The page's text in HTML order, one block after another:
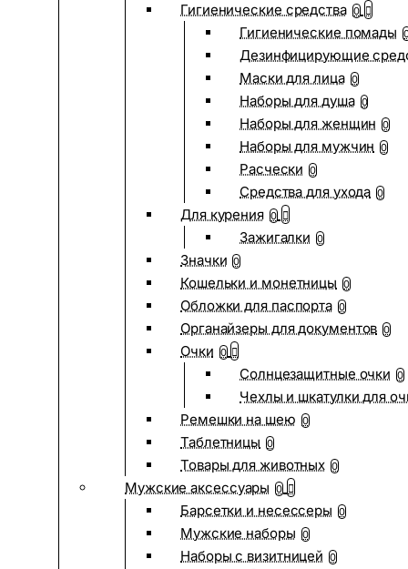
Гигиенические средства 0
Гигиенические помады
Дезинфицирующие
Маски для лица 0
Наборы для душа 0
Наборы для женщин 0
Наборы для мужчин 0
Расчески 0
Средства для ухода 0
Для курения 0
Зажигалки 0
Значки 0
Кошельки и монетницы 0
Обложки для паспорта 0
Органайзеры для документов 0
Очки 0
Солнцезащитные очки 0
Чехлы и шкатулки для
Ремешки на шею 0
Таблетницы 0
Товары для животных 0
Мужские аксессуары 0
Барсетки и несессеры 0
Мужские наборы 0
Наборы с визитницей 0